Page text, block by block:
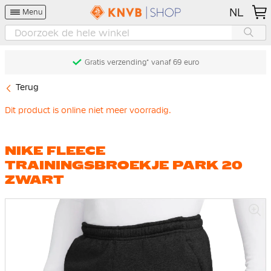
Menu NL
Gratis verzending* vanaf 69 euro
Terug
Dit product is online niet meer voorradig.
NIKE FLEECE
TRAININGSBROEKJE PARK 20
ZWART